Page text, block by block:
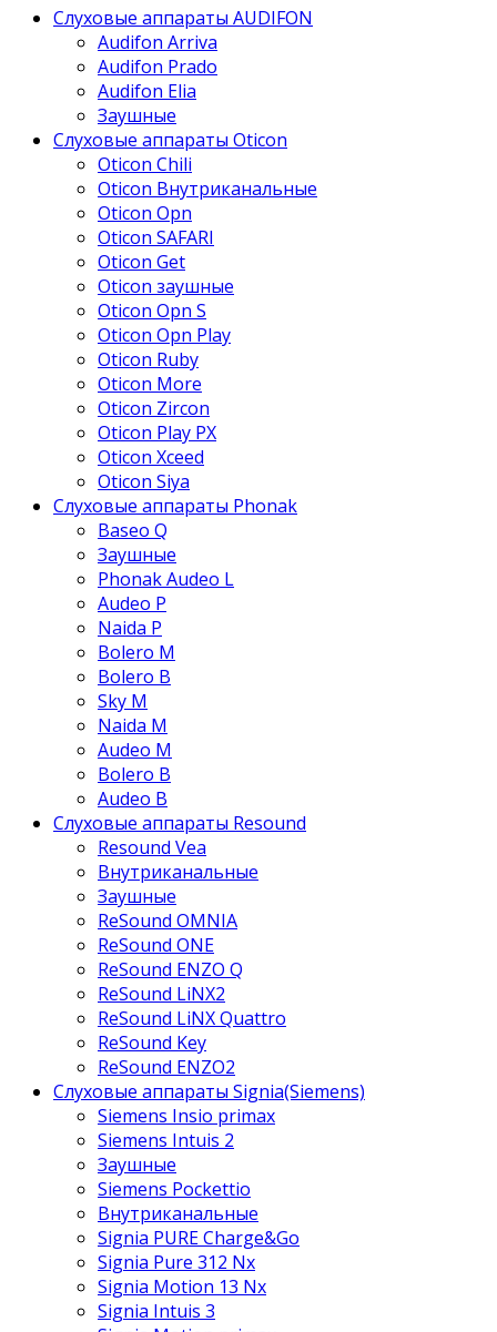
Слуховые аппараты AUDIFON
Audifon Arriva
Audifon Prado
Audifon Elia
Заушные
Слуховые аппараты Oticon
Oticon Chili
Oticon Внутриканальные
Oticon Opn
Oticon SAFARI
Oticon Get
Oticon заушные
Oticon Opn S
Oticon Opn Play
Oticon Ruby
Oticon More
Oticon Zircon
Oticon Play PX
Oticon Xceed
Oticon Siya
Слуховые аппараты Phonak
Baseo Q
Заушные
Phonak Audeo L
Audeo P
Naida P
Bolero M
Bolero B
Sky M
Naida M
Audeo М
Bolero B
Audeo B
Слуховые аппараты Resound
Resound Vea
Внутриканальные
Заушные
ReSound OMNIA
ReSound ONE
ReSound ENZO Q
ReSound LiNX2
ReSound LiNX Quattro
ReSound Key
ReSound ENZO2
Слуховые аппараты Signia(Siemens)
Siemens Insio primax
Siemens Intuis 2
Заушные
Siemens Pockettio
Внутриканальные
Signia PURE Charge&Go
Signia Pure 312 Nx
Signia Motion 13 Nx
Signia Intuis 3